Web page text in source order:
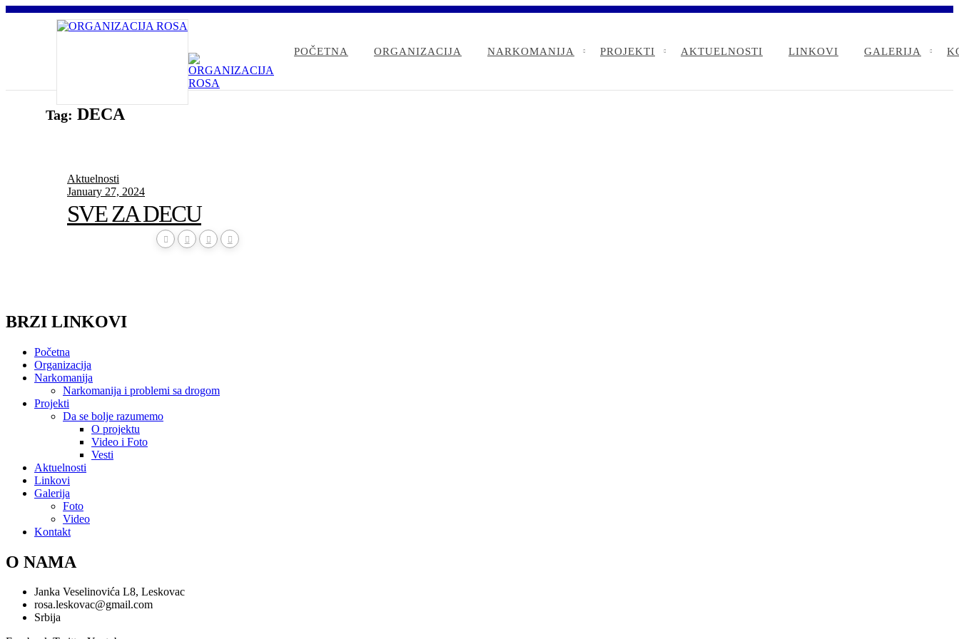
POČETNA ORGANIZACIJA NARKOMANIJA PROJEKTI AKTUELNOSTI LINKOVI GALERIJA
Tag: DECA
Aktuelnosti
January 27, 2024
SVE ZA DECU
BRZI LINKOVI
Početna
Organizacija
Narkomanija
Narkomanija i problemi sa drogom
Projekti
Da se bolje razumemo
O projektu
Video i Foto
Vesti
Aktuelnosti
Linkovi
Galerija
Foto
Video
Kontakt
O NAMA
Janka Veselinovića L8, Leskovac
rosa.leskovac@gmail.com
Srbija